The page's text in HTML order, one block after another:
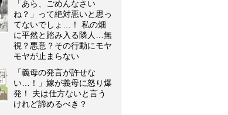
「あら、ごめんなさい
ね？」って絶対悪いと思っ
てないでしょ…！ 私の畑
に平然と踏み入る隣人…無
視？悪意？その行動にモヤ
モヤが止まらない
「義母の発言が許せな
い…！」嫁が義母に怒り爆
発！ 夫は仕方ないと言う
けれど諦めるべき？